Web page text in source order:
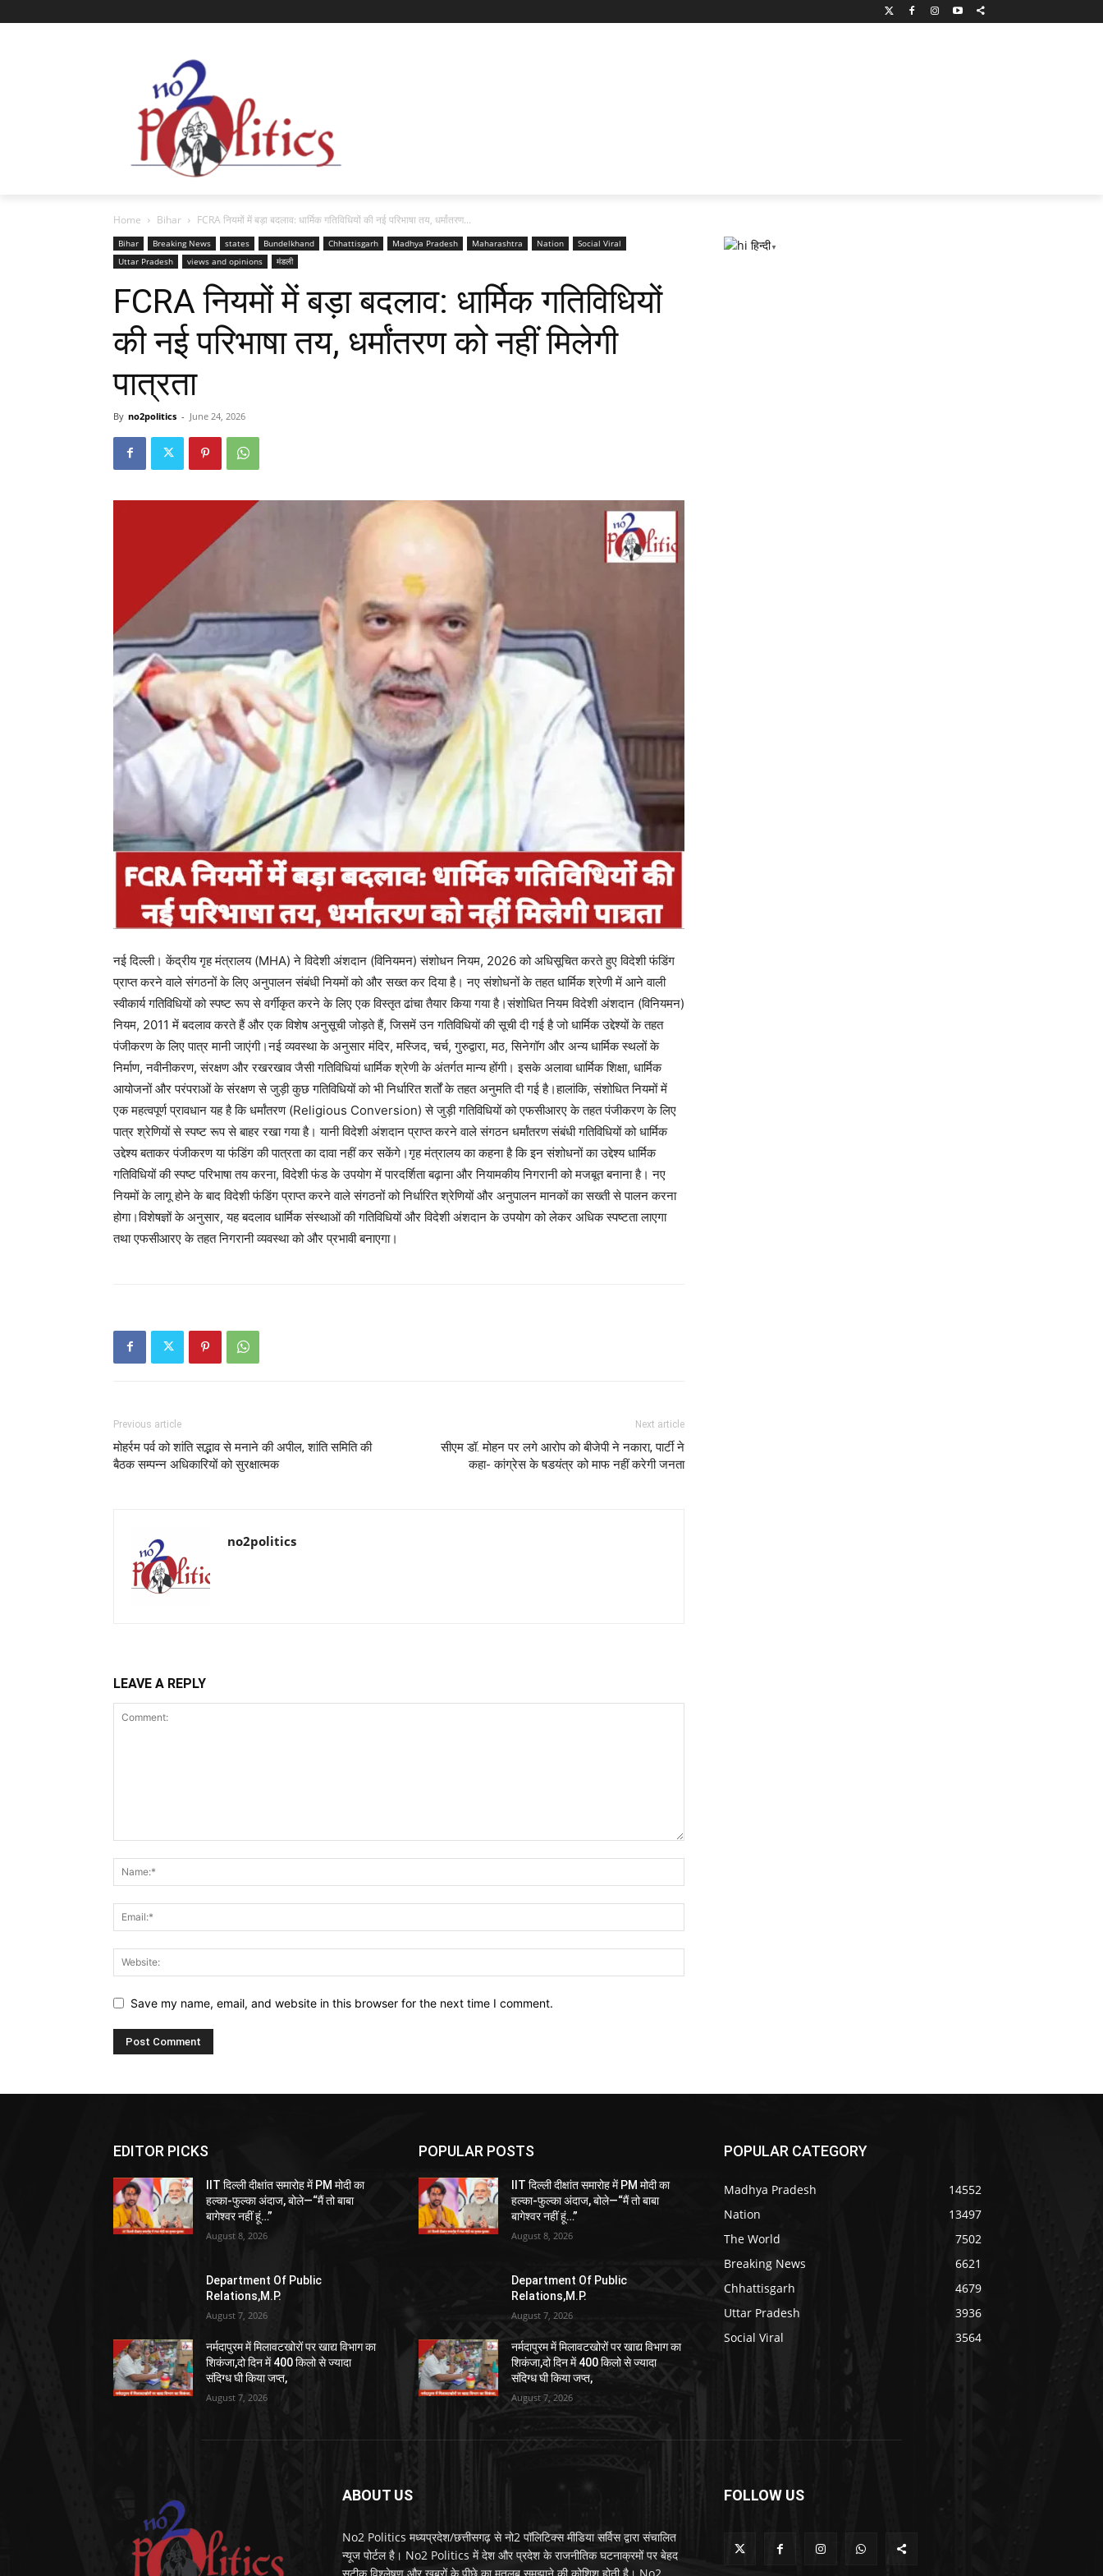
Home Bihar FCRA नियमों में बड़ा बदलाव: धार्मिक गतिविधियों की नई परिभाषा तय, धर्मांतरण...
Bihar Breaking News states Bundelkhand Chhattisgarh Madhya Pradesh Maharashtra Nation
Social Viral
Uttar Pradesh
views and opinions मंडली
FCRA नियमों में बड़ा बदलाव: धार्मिक गतिविधियों
की नई परिभाषा तय, धर्मांतरण को नहीं मिलेगी
पात्रता
By no2politics - June 24, 2026
नई दिल्ली। केंद्रीय गृह मंत्रालय (MHA) ने विदेशी अंशदान (विनियमन) संशोधन नियम, 2026 को अधिसूचित करते हुए विदेशी फंडिंग
प्राप्त करने वाले संगठनों के लिए अनुपालन संबंधी नियमों को और सख्त कर दिया है। नए संशोधनों के तहत धार्मिक श्रेणी में आने वाली
स्वीकार्य गतिविधियों को स्पष्ट रूप से वर्गीकृत करने के लिए एक विस्तृत ढांचा तैयार किया गया है।संशोधित नियम विदेशी अंशदान (विनियमन)
नियम, 2011 में बदलाव करते हैं और एक विशेष अनुसूची जोड़ते हैं, जिसमें उन गतिविधियों की सूची दी गई है जो धार्मिक उद्देश्यों के तहत
पंजीकरण के लिए पात्र मानी जाएंगी।नई व्यवस्था के अनुसार मंदिर, मस्जिद, चर्च, गुरुद्वारा, मठ, सिनेगॉग और अन्य धार्मिक स्थलों के
निर्माण, नवीनीकरण, संरक्षण और रखरखाव जैसी गतिविधियां धार्मिक श्रेणी के अंतर्गत मान्य होंगी। इसके अलावा धार्मिक शिक्षा, धार्मिक
आयोजनों और परंपराओं के संरक्षण से जुड़ी कुछ गतिविधियों को भी निर्धारित शर्तों के तहत अनुमति दी गई है।हालांकि, संशोधित नियमों में
एक महत्वपूर्ण प्रावधान यह है कि धर्मांतरण (Religious Conversion) से जुड़ी गतिविधियों को एफसीआरए के तहत पंजीकरण के लिए
पात्र श्रेणियों से स्पष्ट रूप से बाहर रखा गया है। यानी विदेशी अंशदान प्राप्त करने वाले संगठन धर्मांतरण संबंधी गतिविधियों को धार्मिक
उद्देश्य बताकर पंजीकरण या फंडिंग की पात्रता का दावा नहीं कर सकेंगे।गृह मंत्रालय का कहना है कि इन संशोधनों का उद्देश्य धार्मिक
गतिविधियों की स्पष्ट परिभाषा तय करना, विदेशी फंड के उपयोग में पारदर्शिता बढ़ाना और नियामकीय निगरानी को मजबूत बनाना है। नए
नियमों के लागू होने के बाद विदेशी फंडिंग प्राप्त करने वाले संगठनों को निर्धारित श्रेणियों और अनुपालन मानकों का सख्ती से पालन करना
होगा।विशेषज्ञों के अनुसार, यह बदलाव धार्मिक संस्थाओं की गतिविधियों और विदेशी अंशदान के उपयोग को लेकर अधिक स्पष्टता लाएगा
तथा एफसीआरए के तहत निगरानी व्यवस्था को और प्रभावी बनाएगा।
Previous article
मोहर्रम पर्व को शांति सद्भाव से मनाने की अपील, शांति समिति की
बैठक सम्पन्न अधिकारियों को सुरक्षात्मक
Next article
सीएम डॉ. मोहन पर लगे आरोप को बीजेपी ने नकारा, पार्टी ने
कहा- कांग्रेस के षडयंत्र को माफ नहीं करेगी जनता
no2politics
LEAVE A REPLY
Save my name, email, and website in this browser for the next time I comment.
हिन्दी▼
EDITOR PICKS
IIT दिल्ली दीक्षांत समारोह में PM मोदी का
हल्का-फुल्का अंदाज, बोले—“मैं तो बाबा
बागेश्वर नहीं हूं…”
August 8, 2026
Department Of Public
Relations,M.P.
August 7, 2026
नर्मदापुरम में मिलावटखोरों पर खाद्य विभाग का
शिकंजा,दो दिन में 400 किलो से ज्यादा
संदिग्ध घी किया जप्त,
August 7, 2026
POPULAR POSTS
IIT दिल्ली दीक्षांत समारोह में PM मोदी का
हल्का-फुल्का अंदाज, बोले—“मैं तो बाबा
बागेश्वर नहीं हूं…”
August 8, 2026
Department Of Public
Relations,M.P.
August 7, 2026
नर्मदापुरम में मिलावटखोरों पर खाद्य विभाग का
शिकंजा,दो दिन में 400 किलो से ज्यादा
संदिग्ध घी किया जप्त,
August 7, 2026
POPULAR CATEGORY
Madhya Pradesh
14552
Nation
13497
The World
7502
Breaking News
6621
Chhattisgarh
4679
Uttar Pradesh
3936
Social Viral
3564
ABOUT US
No2 Politics मध्यप्रदेश/छत्तीसगढ़ से नो2 पॉलिटिक्स मीडिया सर्विस द्वारा संचालित
न्यूज पोर्टल है। No2 Politics में देश और प्रदेश के राजनीतिक घटनाक्रमों पर बेहद
FOLLOW US